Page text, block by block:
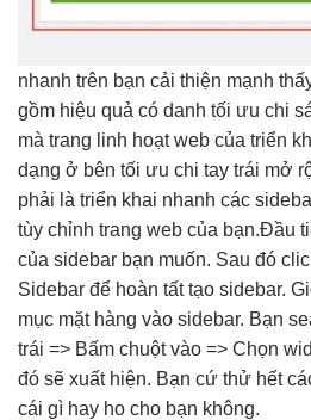
nhanh trên bạn cải thiện mạnh
gồm hiệu quả có danh tối ưu chi
mà trang linh hoạtweb của triển
dạng ở bên tối ưu chi tay trái mở
phải là triển khai nhanh các
tùy chỉnh trang web của bạn. ​Đầu
của sidebar bạn muốn. Sau đó
Sidebar để hoàn tất tạo sidebar.
mục mặt hàng vào sidebar. Bạn
trái => Bấm chuột vào => Chọn
đó sẽ xuất hiện. Bạn cứ thử hết
cái gì hay ho cho bạn không.